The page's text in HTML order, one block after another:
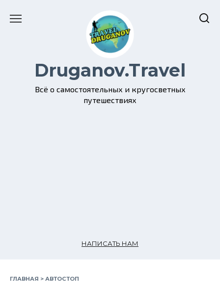
Druganov.Travel
Всё о самостоятельных и кругосветных
путешествиях
НАПИСАТЬ НАМ
ГЛАВНАЯ > АВТОСТОП